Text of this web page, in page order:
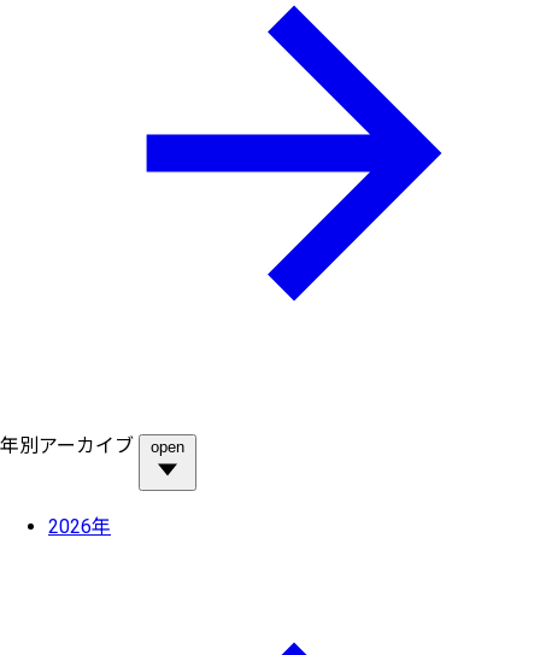
年別アーカイブ open
2026年